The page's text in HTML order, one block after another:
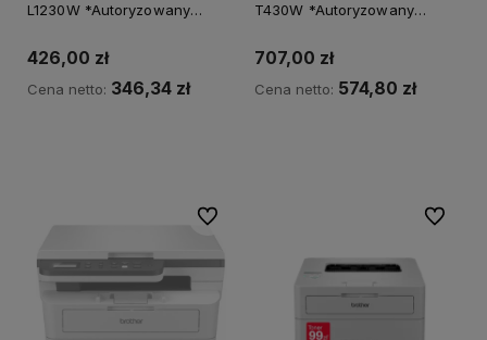
L1230W *Autoryzowany
426,00 zł
Cena netto: 346,34 zł
T430W *Autoryzowany
707,00 zł
Cena netto: 574,80 zł
Do ulubionych Do